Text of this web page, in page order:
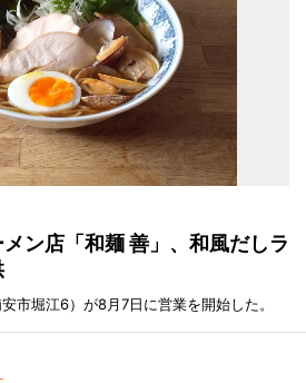
ン店「和麺 善」、和風だしラ
市堀江6）が8月7日に営業を開始した。